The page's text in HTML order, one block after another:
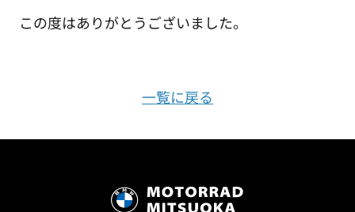
この度はありがとうございました。
一覧に戻る